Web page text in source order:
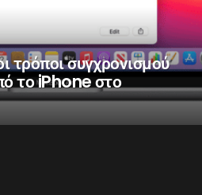
τρόποι συγχρονισμού
το iPhone στο